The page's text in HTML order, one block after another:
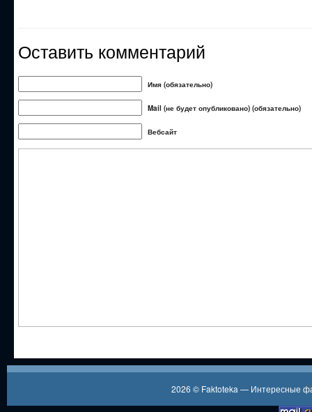
Оставить комментарий
Имя (обязательно)
Mail (не будет опубликовано) (обязательно)
Вебсайт
2026 © Faktoteka — Интересные